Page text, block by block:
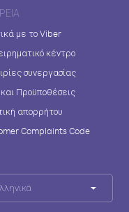
με το Viber
κέντρο
συνεργασίας
Προϋποθέσεις
απορρήτου
Complaints Code